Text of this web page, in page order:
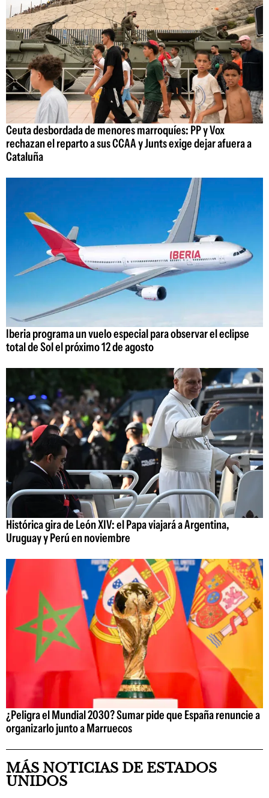
Ceuta desbordada de menores marroquíes: PP y Vox
rechazan el reparto a sus CCAA y Junts exige dejar afuera a
Cataluña
Iberia programa un vuelo especial para observar el eclipse
total de Sol el próximo 12 de agosto
Histórica gira de León XIV: el Papa viajará a Argentina,
Uruguay y Perú en noviembre
¿Peligra el Mundial 2030? Sumar pide que España renuncie a
organizarlo junto a Marruecos
MÁS NOTICIAS DE ESTADOS
UNIDOS